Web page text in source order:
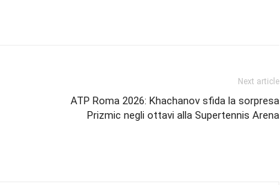
Next article
ATP Roma 2026: Khachanov sfida la sorpresa
Prizmic negli ottavi alla Supertennis Arena